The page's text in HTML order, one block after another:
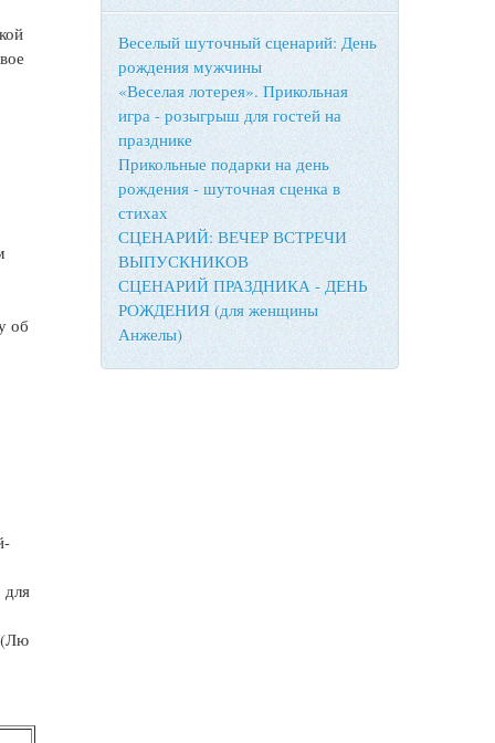
об
для
(Лю
Веселый шуточный сценарий: День
рождения мужчины
«Веселая лотерея». Прикольная
игра - розыгрыш для гостей на
празднике
Прикольные подарки на день
рождения - шуточная сценка в
стихах
СЦЕНАРИЙ: ВЕЧЕР ВСТРЕЧИ
ВЫПУСКНИКОВ
СЦЕНАРИЙ ПРАЗДНИКА - ДЕНЬ
РОЖДЕНИЯ (для женщины
Анжелы)